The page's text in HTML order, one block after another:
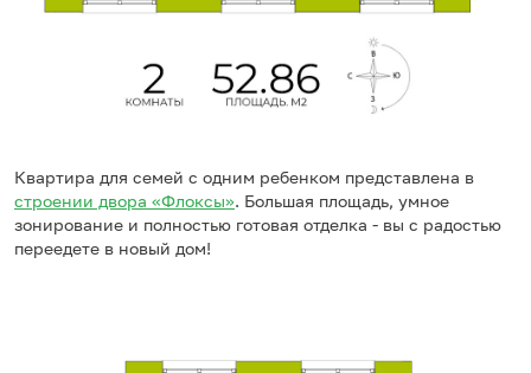
Квартира для семей с одним ребенком представлена в
строении двора «Флоксы». Большая площадь, умное
зонирование и полностью готовая отделка - вы с радостью
переедете в новый дом!